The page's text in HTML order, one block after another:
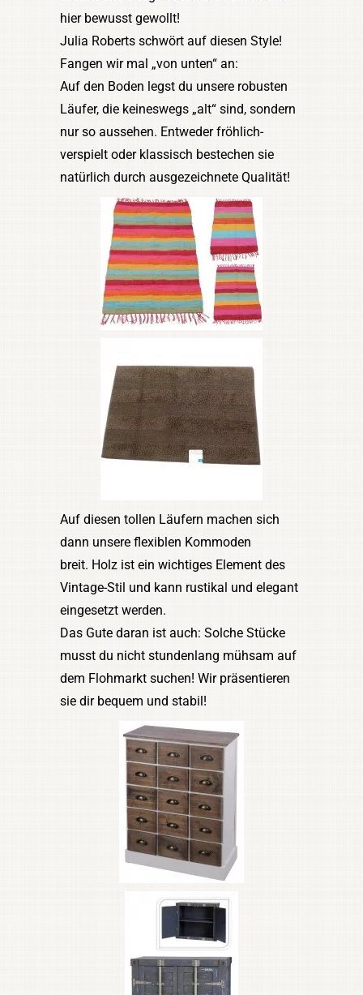
hier bewusst gewollt!
Julia Roberts schwört auf diesen Style!
Fangen wir mal „von unten“ an:
Auf den Boden legst du unsere robusten
Läufer, die keineswegs „alt“ sind, sondern
nur so aussehen. Entweder fröhlich-
verspielt oder klassisch bestechen sie
natürlich durch ausgezeichnete Qualität!
Auf diesen tollen Läufern machen sich
dann unsere flexiblen Kommoden
breit. Holz ist ein wichtiges Element des
Vintage-Stil und kann rustikal und elegant
eingesetzt werden.
Das Gute daran ist auch: Solche Stücke
musst du nicht stundenlang mühsam auf
dem Flohmarkt suchen! Wir präsentieren
sie dir bequem und stabil!